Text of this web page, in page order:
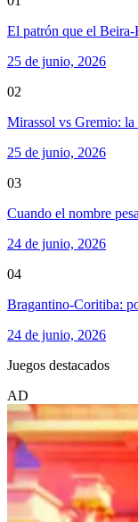
El patrón que el
25 de junio, 2026
02
Mirassol vs Gremio: la
25 de junio, 2026
03
Cuando el nombre
24 de junio, 2026
04
Bragantino-Coritiba:
24 de junio, 2026
Juegos destacados
AD